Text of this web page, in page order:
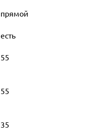
прямой
есть
55
55
35